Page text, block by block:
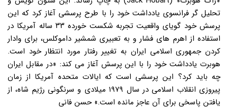
تحلیل گر فرانسوی یادداشت خود را با طرح پرسشی آغاز کرد که این
پرسش خود گویای واقعیت تجربه شکست خورده ۳۳ ساله آمریکا در
استفاده از اهرم های فشار و به تعبیری شمشیر داموکلس، برای وادار
کردن جمهوری اسلامی ایران به تغییر رفتار مورد انتظار خود است.
هوبرت یادداشت خود را با این پرسش آغاز می کند: «در مقابل ایران
چه باید کرد؟ این پرسشی است که ایالات متحده آمریکا از زمان
پیروزی انقلاب اسلامی در سال ۱۹۷۹ میلادی و سرنگونی رژیم شاه، از
یافتن پاسخی برای آن عاجز مانده است.» حسن فانی